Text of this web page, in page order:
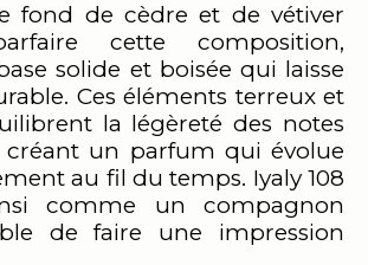
fond de cèdre et de vétiver
cette composition,
solide et boisée qui laisse
Ces éléments terreux et
la légèreté des notes
créant un parfum qui évolue
au fil du temps. Iyaly 108
comme un compagnon
de faire une impression